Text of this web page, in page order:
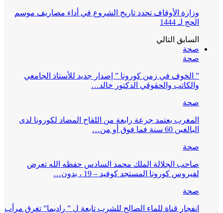
وزارة الأوقاف تحدد تاريخ الشروع في أداء مصاريف موسم
الحج لـ 1444
السابق التالي
صحة
صحة
” الخوف في زمن كورونا ” إصدار جديد للأستاذ الجامعي
والكاتب والحقوقي الدكتور خالد…
صحة
المغرب يعتمد جرعة رابعة من اللقاح المضاد لكورونا لدى
البالغين 60 سنة فما فوق أو من…
صحة
صاحب الجلالة الملك محمد السادس حفظه الله تعرض
لفيروس كورونا المستجد كوفيد – 19 ، بدون…
صحة
انفجار قناة للماء الصالح للشرب تابعة ل ” راديما” تغرق مرأب